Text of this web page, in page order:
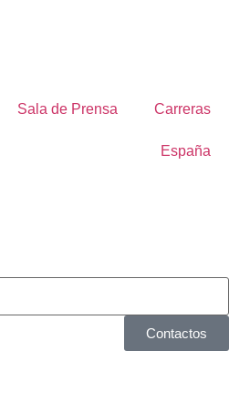
Sala de Prensa Carreras
España
Contactos